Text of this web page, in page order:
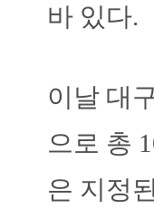
바 있다.
이날 대
으로 총
은 지정